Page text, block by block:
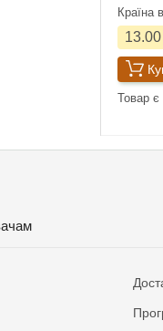
Країна
13.00
Товар є